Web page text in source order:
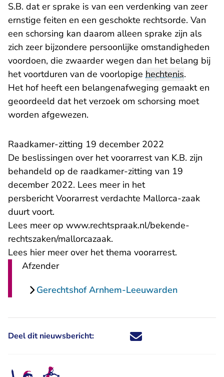
S.B. dat er sprake is van een verdenking van zeer
ernstige feiten en een geschokte rechtsorde. Van
een schorsing kan daarom alleen sprake zijn als
zich zeer bijzondere persoonlijke omstandigheden
voordoen, die zwaarder wegen dan het belang bij
het voortduren van de voorlopige hechtenis.
Het hof heeft een belangenafweging gemaakt en
geoordeeld dat het verzoek om schorsing moet
worden afgewezen.
Raadkamer-zitting 19 december 2022
De beslissingen over het voorarrest van K.B. zijn
behandeld op de raadkamer-zitting van 19
december 2022. Lees meer in het
persberichtVoorarrest verdachte Mallorca-zaak
duurt voort.
Lees meer op www.rechtspraak.nl/bekende-
rechtszaken/mallorcazaak.
Lees hier meer over het thema voorarrest.
Afzender
Gerechtshof Arnhem-Leeuwarden
Deel dit nieuwsbericht: Deel dit nieuwsbericht via X -
Deel dit nieuwsbericht via
Deel dit nieuwsbericht
Deel dit